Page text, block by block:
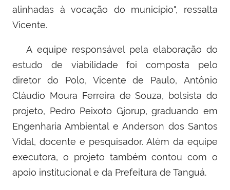
alinhadas à vocação do município", ressalta
Vicente.
A equipe responsável pela elaboração do
estudo de viabilidade foi composta pelo
diretor do Polo, Vicente de Paulo, Antônio
Cláudio Moura Ferreira de Souza, bolsista do
projeto, Pedro Peixoto Gjorup, graduando em
Engenharia Ambiental e Anderson dos Santos
Vidal, docente e pesquisador. Além da equipe
executora, o projeto também contou com o
apoio institucional e da Prefeitura de Tanguá.